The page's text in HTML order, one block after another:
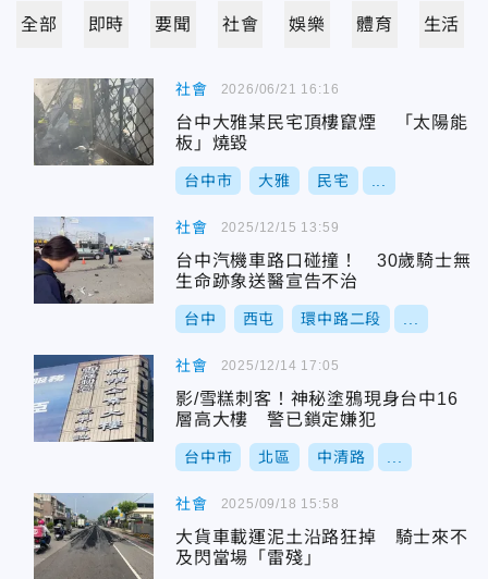
全部 即時 要聞 社會 娛樂 體育 生活
社會
台中大雅某民宅頂樓竄煙 「太陽能
板」燒毀
台中市 大雅 民宅
2026/06/21 16:16
社會
台中汽機車路口碰撞！ 30歲騎士無
生命跡象送醫宣告不治
台中 西屯 環中路二段
2025/12/15 13:59
社會
影/雪糕刺客！神秘塗鴉現身台中16
層高大樓 警已鎖定嫌犯
台中市 北區 中清路
2025/12/14 17:05
社會
大貨車載運泥土沿路狂掉 騎士來不
及閃當場「雷殘」
2025/09/18 15:58